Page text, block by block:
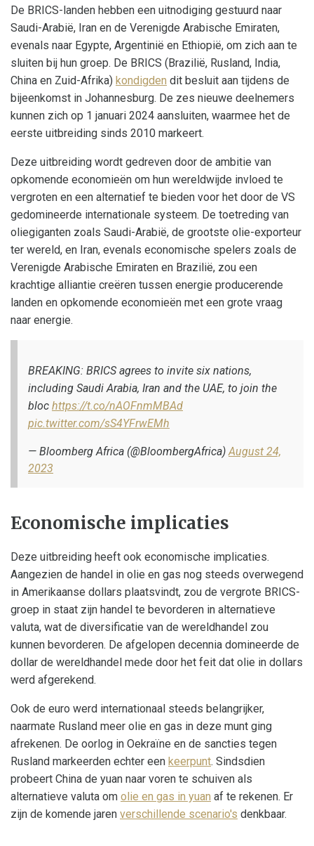
De BRICS-landen hebben een uitnodiging gestuurd naar
Saudi-Arabië, Iran en de Verenigde Arabische Emiraten,
evenals naar Egypte, Argentinië en Ethiopië, om zich aan te
sluiten bij hun groep. De BRICS (Brazilië, Rusland, India,
China en Zuid-Afrika) kondigden dit besluit aan tijdens de
bijeenkomst in Johannesburg. De zes nieuwe deelnemers
kunnen zich op 1 januari 2024 aansluiten, waarmee het de
eerste uitbreiding sinds 2010 markeert.
Deze uitbreiding wordt gedreven door de ambitie van
opkomende economieën om hun wereldwijde invloed te
vergroten en een alternatief te bieden voor het door de VS
gedomineerde internationale systeem. De toetreding van
oliegiganten zoals Saudi-Arabië, de grootste olie-exporteur
ter wereld, en Iran, evenals economische spelers zoals de
Verenigde Arabische Emiraten en Brazilië, zou een
krachtige alliantie creëren tussen energie producerende
landen en opkomende economieën met een grote vraag
naar energie.
BREAKING: BRICS agrees to invite six nations,
including Saudi Arabia, Iran and the UAE, to join the
bloc https://t.co/nAOFnmMBAd
pic.twitter.com/sS4YFrwEMh
— Bloomberg Africa (@BloombergAfrica) August 24,
2023
Economische implicaties
Deze uitbreiding heeft ook economische implicaties.
Aangezien de handel in olie en gas nog steeds overwegend
in Amerikaanse dollars plaatsvindt, zou de vergrote BRICS-
groep in staat zijn handel te bevorderen in alternatieve
valuta, wat de diversificatie van de wereldhandel zou
kunnen bevorderen. De afgelopen decennia domineerde de
dollar de wereldhandel mede door het feit dat olie in dollars
werd afgerekend.
Ook de euro werd internationaal steeds belangrijker,
naarmate Rusland meer olie en gas in deze munt ging
afrekenen. De oorlog in Oekraïne en de sancties tegen
Rusland markeerden echter een keerpunt. Sindsdien
probeert China de yuan naar voren te schuiven als
alternatieve valuta om olie en gas in yuan af te rekenen. Er
zijn de komende jaren verschillende scenario's denkbaar.